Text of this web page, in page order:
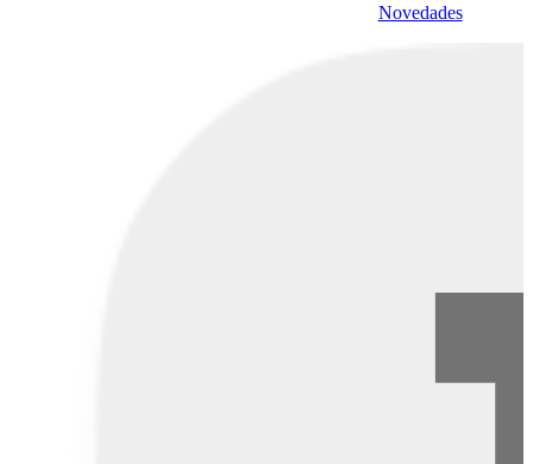
Novedades